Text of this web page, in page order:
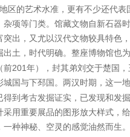
区的艺术水准，更有不少还代表
项等门类。馆藏文物自新石器
出，又尤以汉代文物较具特色
土，时代明确。整座博物馆也
前201 年），封其弟刘交于楚国
国与下邳国。两汉时期，这一
到考古发掘证实，已发现和发
用重要展品的图形放大样式，
种神秘、空灵的感觉油然而生